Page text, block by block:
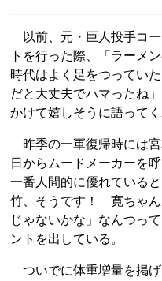
以前、元・巨人投手コ
トを行った際、「ラーメ
時代はよく足をつってい
だと大丈夫でハマったね
かけて嬉しそうに語ってく
昨季の一軍復帰時には
日からムードメーカーを
一番人間的に優れている
竹、そうです！ 寛ちゃん
じゃないかな」なんつっ
ントを出している。
ついでに体重増量を掲